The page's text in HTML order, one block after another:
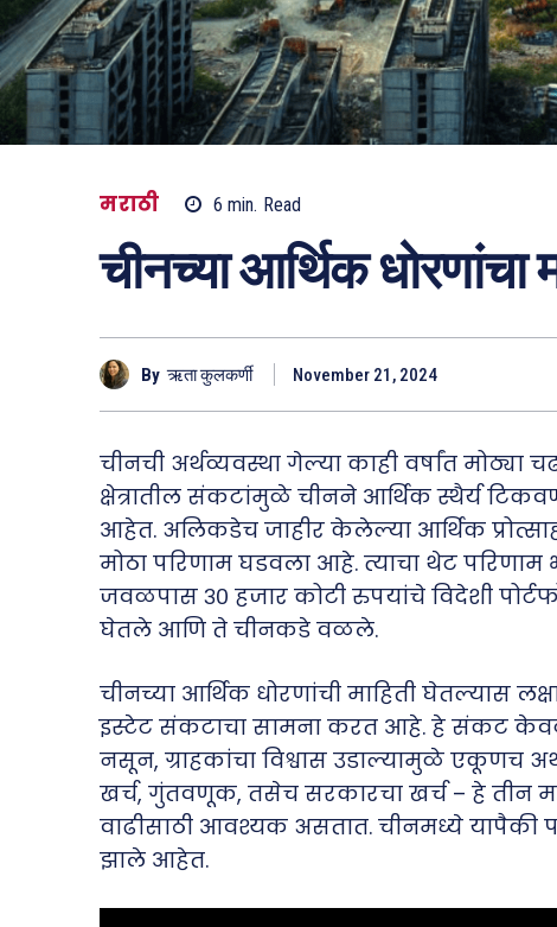
मराठी 6 min. Read
चीनच्या आर्थिक धोरणांचा
By ऋता कुलकर्णी November 21, 2024
चीनची अर्थव्यवस्था गेल्या काही वर्षांत
क्षेत्रातील संकटांमुळे चीनने आर्थिक स्थैर्य
आहेत. अलिकडेच जाहीर केलेल्या आर्थिक
मोठा परिणाम घडवला आहे. त्याचा थेट
जवळपास ३० हजार कोटी रुपयांचे विदेशी
घेतले आणि ते चीनकडे वळले.
चीनच्या आर्थिक धोरणांची माहिती घेतल्यास
इस्टेट संकटाचा सामना करत आहे. हे संकट केवळ
नसून, ग्राहकांचा विश्वास उडाल्यामुळे एकूणच
खर्च, गुंतवणूक, तसेच सरकारचा खर्च – हे तीन
वाढीसाठी आवश्यक असतात. चीनमध्ये यापैकी
झाले आहेत.